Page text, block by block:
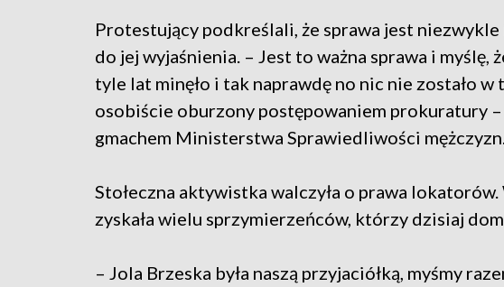
Protestujący podkreślali, że sprawa jest niezwykle
do jej wyjaśnienia. – Jest to ważna sprawa i myślę,
tyle lat minęło i tak naprawdę no nic nie zostało w
osobiście oburzony postępowaniem prokuratury –
gmachem Ministerstwa Sprawiedliwości mężczyzn.
Stołeczna aktywistka walczyła o prawa
zyskała wielu sprzymierzeńców, którzy dzisiaj
– Jola Brzeska była naszą przyjaciółką, myśmy